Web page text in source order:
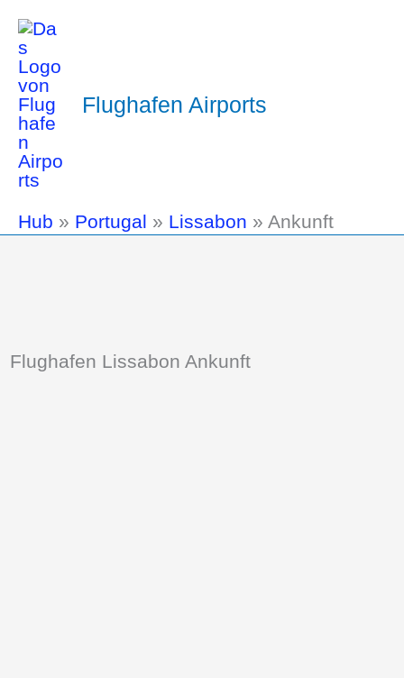
Flughafen Airports
Hub » Portugal » Lissabon » Ankunft
Flughafen Lissabon Ankunft